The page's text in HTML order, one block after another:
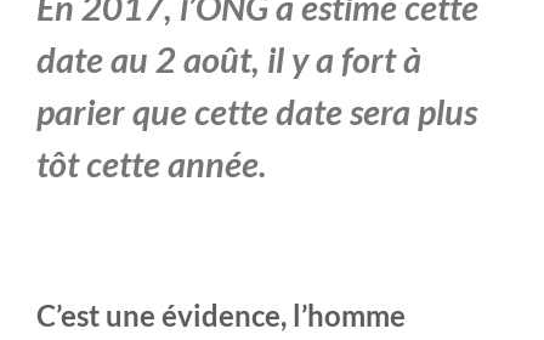
date au 2 août, il y a fort à
parier que cette date sera plus
tôt cette année.
C’est une évidence, l’homme